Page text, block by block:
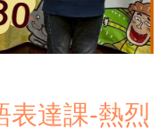
表達課-熱烈